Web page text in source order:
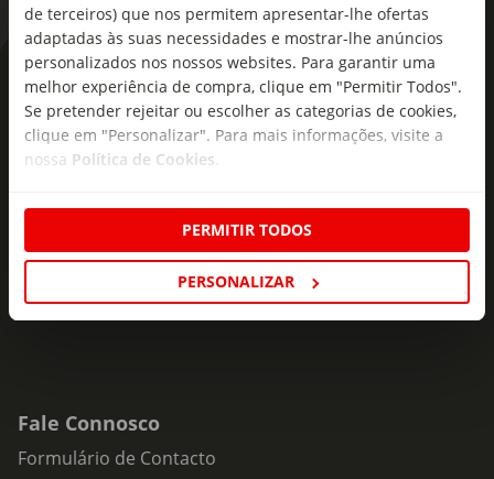
de terceiros) que nos permitem apresentar-lhe ofertas
adaptadas às suas necessidades e mostrar-lhe anúncios
personalizados nos nossos websites. Para garantir uma
melhor experiência de compra, clique em "Permitir Todos".
Se pretender rejeitar ou escolher as categorias de cookies,
clique em "Personalizar". Para mais informações, visite a
nossa Política de Cookies.
PERMITIR TODOS
PERSONALIZAR
As novidades mais frescas no
seu e-mail!
Subscreva e descubra campanhas exclusivas,
Subscrever
Fale Connosco
Formulário de Contacto